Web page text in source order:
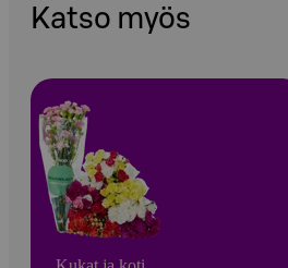
Katso myös